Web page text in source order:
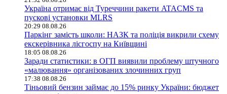
Україна отримає від Туреччини ракети ATACMS та
пускові установки MLRS
20:29 08.08.26
Паркінг замість школи: НАЗК та поліція викрили схему
екскерівника лісгоспу на Київщині
18:05 08.08.26
Заради статистики: в ОГП виявили проблему штучного
«малювання» організованих злочинних груп
17:38 08.08.26
Тіньовий бензин займає до 15% ринку України: бюджет